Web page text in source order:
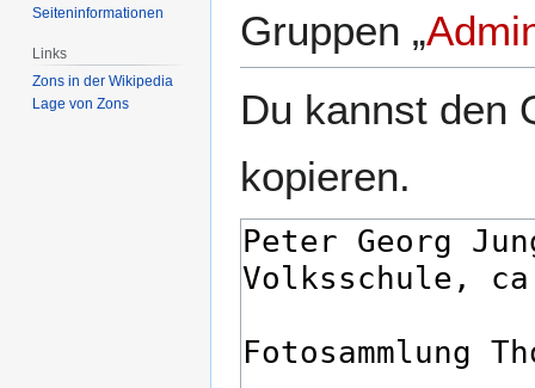
Gruppen „
Du kannst den
kopieren.
Seiten­­informationen
Links
Zons in der Wikipedia
Lage von Zons